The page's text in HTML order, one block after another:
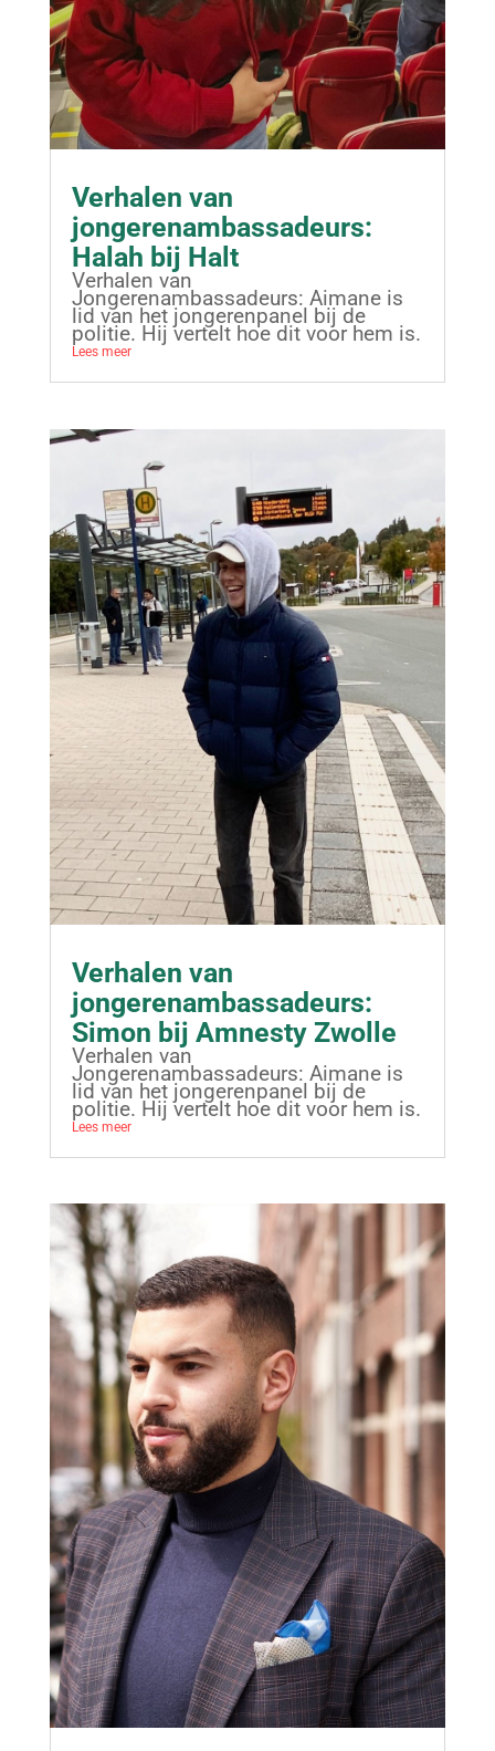
Verhalen van
jongerenambassadeurs:
Halah bij Halt
Verhalen van
Jongerenambassadeurs: Aimane is
lid van het jongerenpanel bij de
politie. Hij vertelt hoe dit voor hem is.
Lees meer
Verhalen van
jongerenambassadeurs:
Simon bij Amnesty Zwolle
Verhalen van
Jongerenambassadeurs: Aimane is
lid van het jongerenpanel bij de
politie. Hij vertelt hoe dit voor hem is.
Lees meer